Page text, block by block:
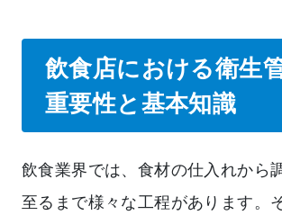
飲食店における衛生
重要性と基本知識
飲食業界では、食材の仕入れから
至るまで様々な工程があります。